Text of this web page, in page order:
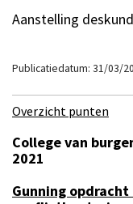
Aanstelling
Publicatiedatum: 31/03/
Overzicht punten
College van
2021
Gunning